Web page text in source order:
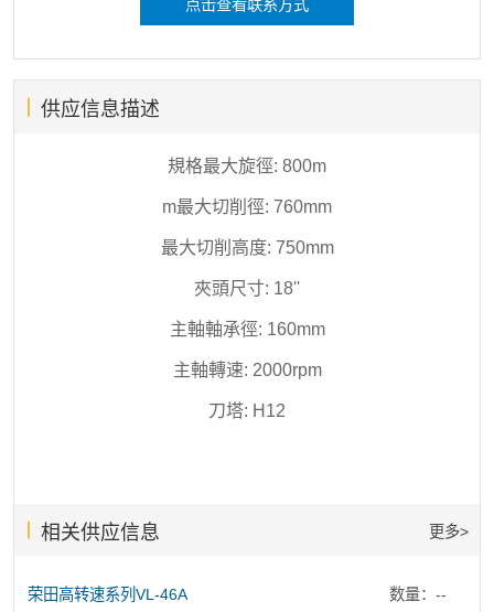
点击查看联系方式
供应信息描述
規格最大旋徑: 800m
m最大切削徑: 760mm
最大切削高度: 750mm
夾頭尺寸: 18''
主軸軸承徑: 160mm
主軸轉速: 2000rpm
刀塔: H12
相关供应信息 更多>
荣田高转速系列VL-46A 数量：--